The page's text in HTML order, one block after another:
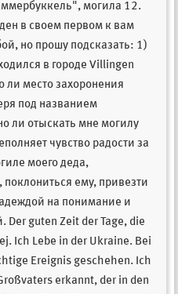
могила 12.
в своем первом к вам
но прошу подсказать: 1)
в городе Villingen
ли место захоронения
под названием
ли отыскать мне могилу
чувство радости за
моего деда,
поклониться ему, привезти
на понимание и
Der guten Zeit der Tage, die
Ich Lebe in der Ukraine. Bei
Ereignis geschehen. Ich
erkannt, der in den